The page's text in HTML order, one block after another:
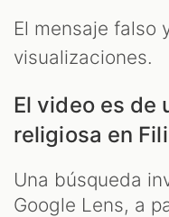
El mensaje falso
visualizaciones.
El video es de
religiosa en
Una búsqueda
Google Lens, a